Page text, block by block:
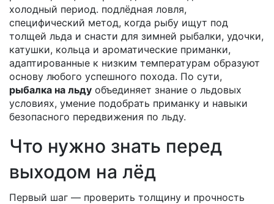
холодный период. подлёдная ловля,
специфический метод, когда рыбу ищут под
толщей льда и снасти для зимней рыбалки, удочки,
катушки, кольца и ароматические приманки,
адаптированные к низким температурам образуют
основу любого успешного похода. По сути,
рыбалка на льду объединяет знание о льдовых
условиях, умение подобрать приманку и навыки
безопасного передвижения по льду.
Что нужно знать перед
выходом на лёд
Первый шаг — проверить толщину и прочность